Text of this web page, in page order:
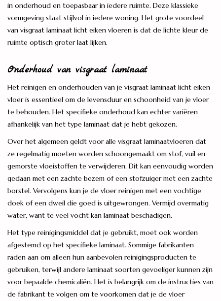
in onderhoud en toepasbaar in iedere ruimte. Deze klassieke
vormgeving staat stijlvol in iedere woning. Het grote voordeel
van visgraat laminaat licht eiken vloeren is dat de lichte kleur de
ruimte optisch groter laat lijken.
Onderhoud van visgraat laminaat
Het reinigen en onderhouden van je visgraat laminaat licht eiken
vloer is essentieel om de levensduur en schoonheid van je vloer
te behouden. Het specifieke onderhoud kan echter variëren
afhankelijk van het type laminaat dat je hebt gekozen.
Over het algemeen geldt voor alle visgraat laminaatvloeren dat
ze regelmatig moeten worden schoongemaakt om stof, vuil en
gemorste vloeistoffen te verwijderen. Dit kan eenvoudig worden
gedaan met een zachte bezem of een stofzuiger met een zachte
borstel. Vervolgens kun je de vloer reinigen met een vochtige
doek of een dweil die goed is uitgewrongen. Vermijd overmatig
water, want te veel vocht kan laminaat beschadigen.
Het type reinigingsmiddel dat je gebruikt, moet ook worden
afgestemd op het specifieke laminaat. Sommige fabrikanten
raden aan om alleen hun aanbevolen reinigingsproducten te
gebruiken, terwijl andere laminaat soorten gevoeliger kunnen zijn
voor bepaalde chemicaliën. Het is belangrijk om de instructies van
de fabrikant te volgen om te voorkomen dat je de vloer